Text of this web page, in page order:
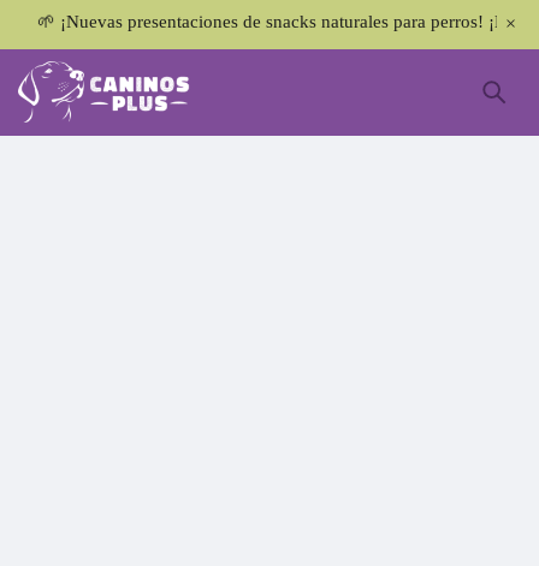
🌱 ¡Nuevas presentaciones de snacks naturales para perros! ¡No te lo